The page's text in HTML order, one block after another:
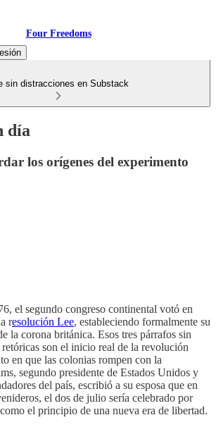
Four Freedoms
sin distracciones en Substack
día
los orígenes del experimento
el segundo congreso continental votó en
resolución Lee, estableciendo formalmente su
la corona británica. Esos tres párrafos sin
son el inicio real de la revolución
en que las colonias rompen con la
segundo presidente de Estados Unidos y
del país, escribió a su esposa que en
el dos de julio sería celebrado por
el principio de una nueva era de libertad.